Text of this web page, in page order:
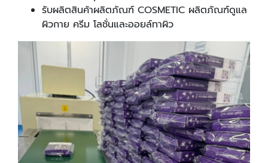
รับผลิตสินค้าผลิตภัณฑ์ COSMETIC ผลิตภัณฑ์ดูแล
ผิวกาย ครีม โลชั่นและออยล์ทาผิว